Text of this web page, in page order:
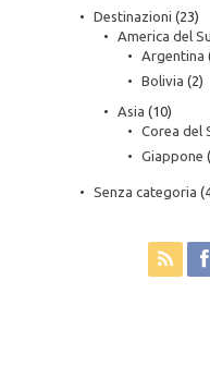
Destinazioni (23)
America del
Argentina
Bolivia (2)
Asia (10)
Corea del
Giappone
Senza categoria